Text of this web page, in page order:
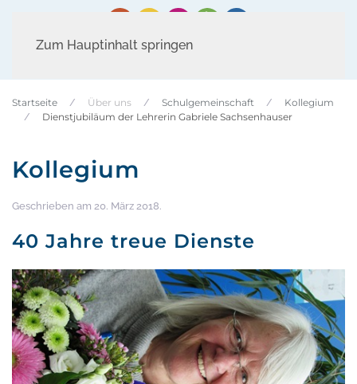
Zum Hauptinhalt springen
Startseite Über uns Schulgemeinschaft
Kollegium
Dienstjubiläum der Lehrerin Gabriele Sachsenhauser
Kollegium
Geschrieben am 20. März 2018.
40 Jahre treue Dienste